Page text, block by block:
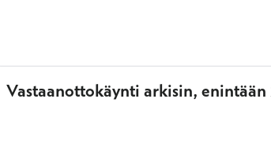
Vastaanottokäynti arkisin, enintään